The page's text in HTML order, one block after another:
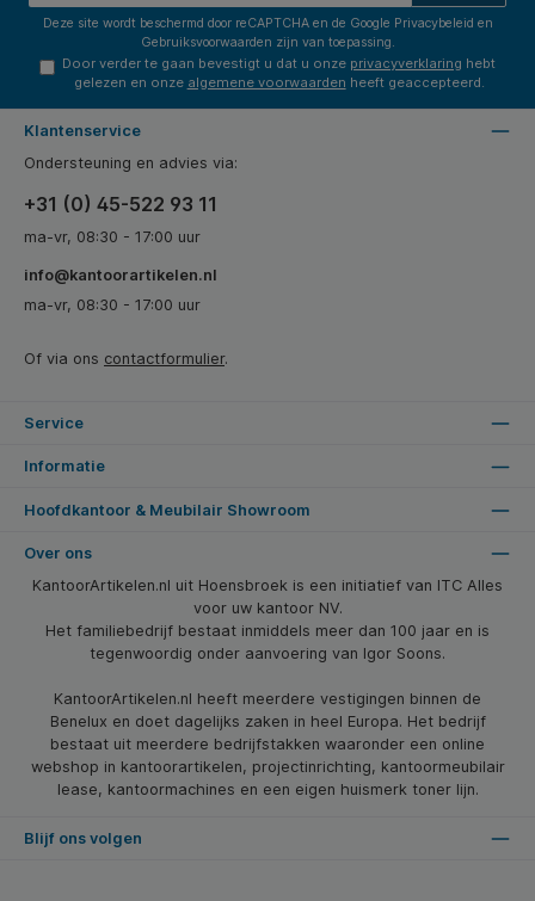
Deze site wordt beschermd door reCAPTCHA en de Google Privacybeleid en
Gebruiksvoorwaarden zijn van toepassing.
Door verder te gaan bevestigt u dat u onze privacyverklaring hebt
gelezen en onze algemene voorwaarden heeft geaccepteerd.
Klantenservice
Ondersteuning en advies via:
+31 (0) 45-522 93 11
ma-vr, 08:30 - 17:00 uur
info@kantoorartikelen.nl
ma-vr, 08:30 - 17:00 uur
Of via ons contactformulier.
Service
Informatie
Hoofdkantoor & Meubilair Showroom
Over ons
KantoorArtikelen.nl uit Hoensbroek is een initiatief van ITC Alles
voor uw kantoor NV.
Het familiebedrijf bestaat inmiddels meer dan 100 jaar en is
tegenwoordig onder aanvoering van Igor Soons.
KantoorArtikelen.nl heeft meerdere vestigingen binnen de
Benelux en doet dagelijks zaken in heel Europa. Het bedrijf
bestaat uit meerdere bedrijfstakken waaronder een online
webshop in kantoorartikelen, projectinrichting, kantoormeubilair
lease, kantoormachines en een eigen huismerk toner lijn.
Blijf ons volgen